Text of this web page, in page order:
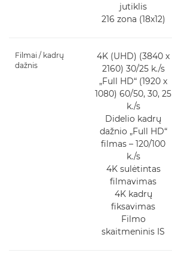
jutiklis
216 zona (18x12)
Filmai / kadrų
dažnis
4K (UHD) (3840 x
2160) 30/25 k./s
„Full HD“ (1920 x
1080) 60/50, 30, 25
k./s
Didelio kadrų
dažnio „Full HD“
filmas – 120/100
k./s
4K sulėtintas
filmavimas
4K kadrų
fiksavimas
Filmo
skaitmeninis IS